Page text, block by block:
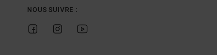
NOUS SUIVRE :